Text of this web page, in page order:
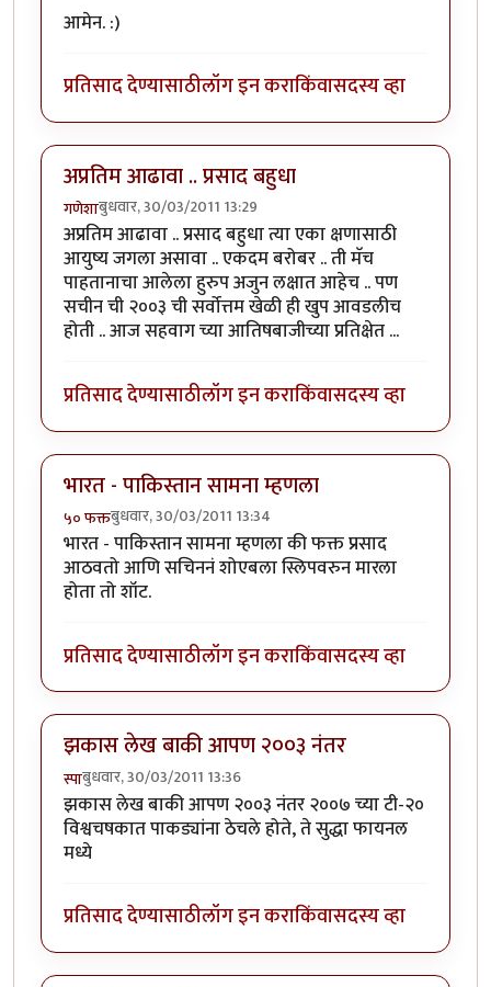
आमेन. :)
प्रतिसाद देण्यासाठीलॉग इन कराकिंवासदस्य व्हा
अप्रतिम आढावा .. प्रसाद बहुधा
गणेशाबुधवार, 30/03/2011 13:29
अप्रतिम आढावा .. प्रसाद बहुधा त्या एका क्षणासाठी
आयुष्य जगला असावा .. एकदम बरोबर .. ती मॅच
पाहतानाचा आलेला हुरुप अजुन लक्षात आहेच .. पण
सचीन ची २००३ ची सर्वोत्तम खेळी ही खुप आवडलीच
होती .. आज सहवाग च्या आतिषबाजीच्या प्रतिक्षेत ...
प्रतिसाद देण्यासाठीलॉग इन कराकिंवासदस्य व्हा
भारत - पाकिस्तान सामना म्हणला
५० फक्तबुधवार, 30/03/2011 13:34
भारत - पाकिस्तान सामना म्हणला की फक्त प्रसाद
आठवतो आणि सचिननं शोएबला स्लिपवरुन मारला
होता तो शॉट.
प्रतिसाद देण्यासाठीलॉग इन कराकिंवासदस्य व्हा
झकास लेख बाकी आपण २००३ नंतर
स्पाबुधवार, 30/03/2011 13:36
झकास लेख बाकी आपण २००३ नंतर २००७ च्या टी-२०
विश्वचषकात पाकड्यांना ठेचले होते, ते सुद्धा फायनल
मध्ये
प्रतिसाद देण्यासाठीलॉग इन कराकिंवासदस्य व्हा